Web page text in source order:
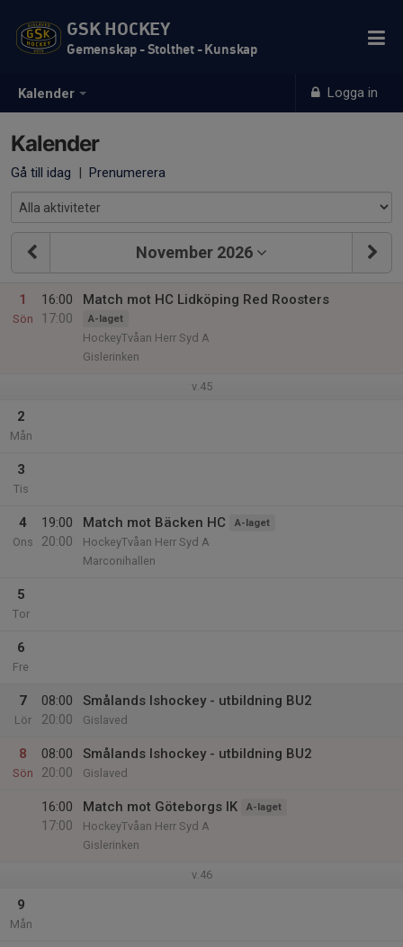
Kalender Logga in
GSK HOCKEY
Gemenskap - Stolthet - Kunskap
Kalender
Gå till idag | Prenumerera
November 2026
1
Sön
16:00
17:00
Match mot HC Lidköping Red Roosters
A-laget
HockeyTvåan Herr Syd A
Gislerinken
v.45
2
Mån
3
Tis
4
Ons
19:00
20:00
Match mot Bäcken HC A-laget
HockeyTvåan Herr Syd A
Marconihallen
5
Tor
6
Fre
7
Lör
08:00
20:00
Smålands Ishockey - utbildning BU2
Gislaved
8
Sön
08:00
20:00
Smålands Ishockey - utbildning BU2
Gislaved
16:00
17:00
Match mot Göteborgs IK A-laget
HockeyTvåan Herr Syd A
Gislerinken
v.46
9
Mån